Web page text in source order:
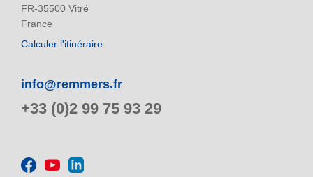
FR-35500 Vitré
France
Calculer l'itinéraire
info@remmers.fr
+33 (0)2 99 75 93 29